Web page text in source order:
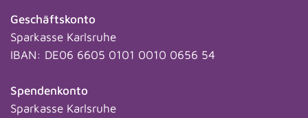
Geschäftskonto
Sparkasse Karlsruhe
IBAN: DE06 6605 0101 0010 0656 54
Spendenkonto
Sparkasse Karlsruhe